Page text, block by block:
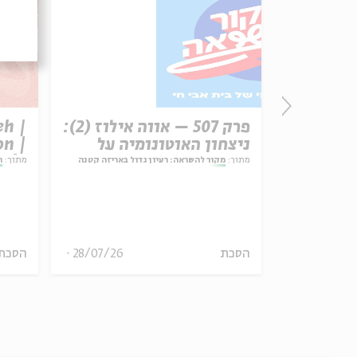
|
|
מתוך:
פרק 507 – אווה אילוז (2):
ניצחון האוטונומיה על
המחויבות
מתוך: מקור להשראה: רעיון גדול באריזה קטנה
הסכת 28/07/26